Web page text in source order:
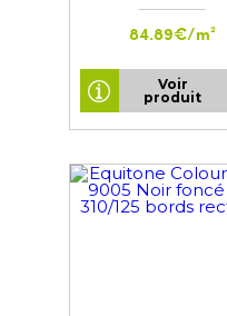
84.89€/m²
Voir
produit